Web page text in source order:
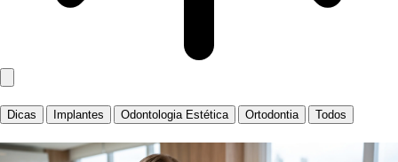
Dicas Implantes Odontologia Estética Ortodontia Todos